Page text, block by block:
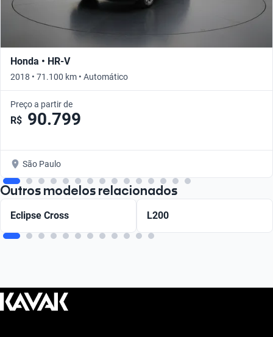
Honda • HR-V
2018 • 71.100 km • Automático
Preço a partir de
R$ 90.799
São Paulo
Outros modelos relacionados
Eclipse Cross L200